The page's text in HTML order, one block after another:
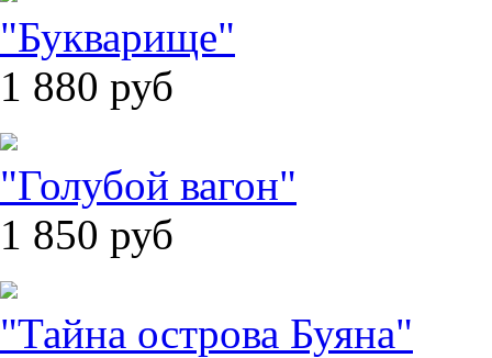
"Букварище"
1 880 руб
"Голубой вагон"
1 850 руб
"Тайна острова Буяна"